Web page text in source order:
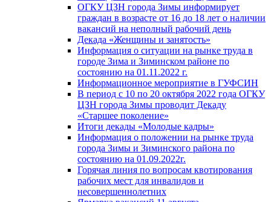
ОГКУ ЦЗН города Зимы информирует
граждан в возрасте от 16 до 18 лет о наличии
вакансий на неполный рабочий день
Декада «Женщины и занятость»
Информация о ситуации на рынке труда в
городе Зима и Зиминском районе по
состоянию на 01.11.2022 г.
Информационное мероприятие в ГУФСИН
В период с 10 по 20 октября 2022 года ОГКУ
ЦЗН города Зимы проводит Декаду
«Старшее поколение»
Итоги декады «Молодые кадры»
Информация о положении на рынке труда
города Зимы и Зиминского района по
состоянию на 01.09.2022г.
Горячая линия по вопросам квотирования
рабочих мест для инвалидов и
несовершеннолетних